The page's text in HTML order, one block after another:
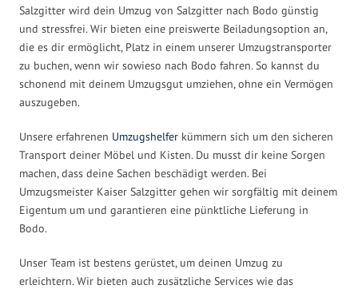
Salzgitter wird dein Umzug von Salzgitter nach Bodo günstig
und stressfrei. Wir bieten eine preiswerte Beiladungsoption an,
die es dir ermöglicht, Platz in einem unserer Umzugstransporter
zu buchen, wenn wir sowieso nach Bodo fahren. So kannst du
schonend mit deinem Umzugsgut umziehen, ohne ein Vermögen
auszugeben.
Unsere erfahrenen Umzugshelfer kümmern sich um den sicheren
Transport deiner Möbel und Kisten. Du musst dir keine Sorgen
machen, dass deine Sachen beschädigt werden. Bei
Umzugsmeister Kaiser Salzgitter gehen wir sorgfältig mit deinem
Eigentum um und garantieren eine pünktliche Lieferung in
Bodo.
Unser Team ist bestens gerüstet, um deinen Umzug zu
erleichtern. Wir bieten auch zusätzliche Services wie das